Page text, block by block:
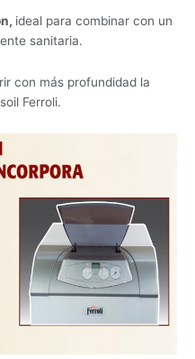
ideal para combinar con un
sanitaria.
con más profundidad la
Ferroli.